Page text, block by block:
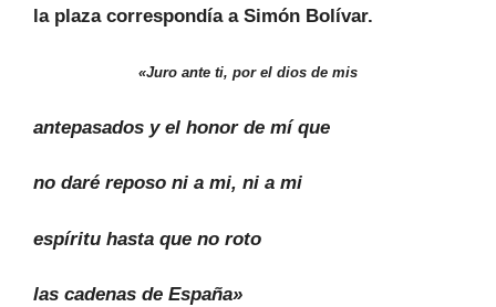
la plaza correspondía a Simón Bolívar.
«Juro ante ti, por el dios de mis
antepasados y el honor de mí que
no daré reposo ni a mi, ni a mi
espíritu hasta que no roto
las cadenas de España»